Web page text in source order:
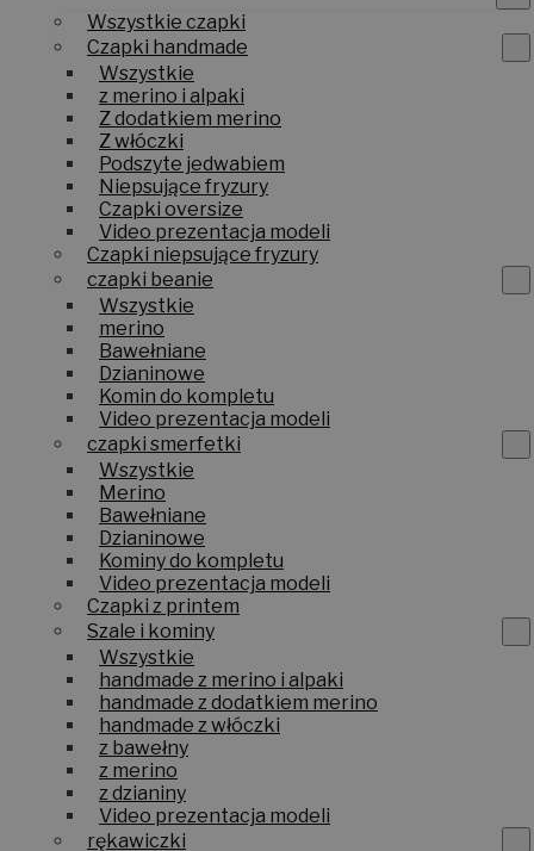
Wszystkie czapki
Czapki handmade
Wszystkie
z merino i alpaki
Z dodatkiem merino
Z włóczki
Podszyte jedwabiem
Niepsujące fryzury
Czapki oversize
Video prezentacja modeli
Czapki niepsujące fryzury
czapki beanie
Wszystkie
merino
Bawełniane
Dzianinowe
Komin do kompletu
Video prezentacja modeli
czapki smerfetki
Wszystkie
Merino
Bawełniane
Dzianinowe
Kominy do kompletu
Video prezentacja modeli
Czapki z printem
Szale i kominy
Wszystkie
handmade z merino i alpaki
handmade z dodatkiem merino
handmade z włóczki
z bawełny
z merino
z dzianiny
Video prezentacja modeli
rękawiczki